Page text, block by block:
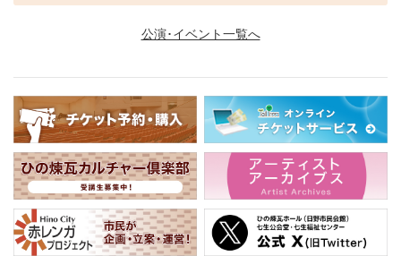
公演･イベント一覧へ